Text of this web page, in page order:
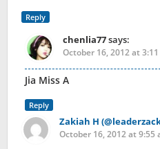
Reply
chenlia77says:
October 16, 2012 at
Jia Miss A
Reply
Zakiah H
October 16, 2012 at 9:55